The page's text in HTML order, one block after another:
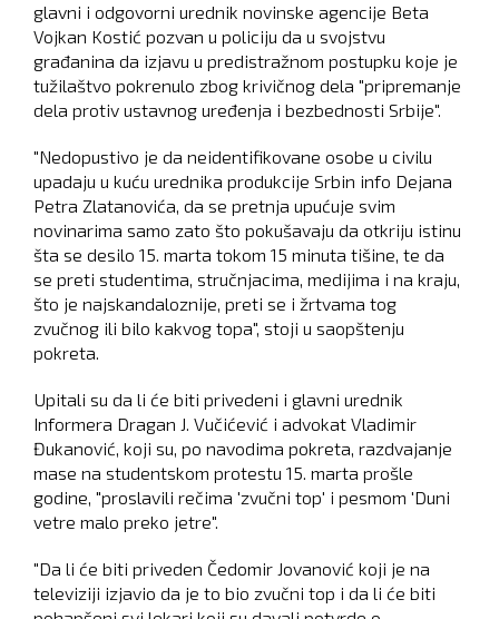
glavni i odgovorni urednik novinske agencije Beta
Vojkan Kostić pozvan u policiju da u svojstvu
građanina da izjavu u predistražnom postupku koje je
tužilaštvo pokrenulo zbog krivičnog dela "pripremanje
dela protiv ustavnog uređenja i bezbednosti Srbije".
"Nedopustivo je da neidentifikovane osobe u civilu
upadaju u kuću urednika produkcije Srbin info Dejana
Petra Zlatanovića, da se pretnja upućuje svim
novinarima samo zato što pokušavaju da otkriju istinu
šta se desilo 15. marta tokom 15 minuta tišine, te da
se preti studentima, stručnjacima, medijima i na kraju,
što je najskandaloznije, preti se i žrtvama tog
zvučnog ili bilo kakvog topa", stoji u saopštenju
pokreta.
Upitali su da li će biti privedeni i glavni urednik
Informera Dragan J. Vučićević i advokat Vladimir
Đukanović, koji su, po navodima pokreta, razdvajanje
mase na studentskom protestu 15. marta prošle
godine, "proslavili rečima 'zvučni top' i pesmom 'Duni
vetre malo preko jetre".
"Da li će biti priveden Čedomir Jovanović koji je na
televiziji izjavio da je to bio zvučni top i da li će biti